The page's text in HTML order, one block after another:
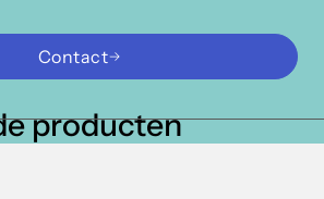
Contact
producten